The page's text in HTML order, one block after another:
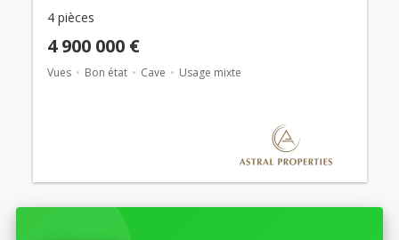
4 pièces
4 900 000 €
Vues Bon état Cave Usage mixte